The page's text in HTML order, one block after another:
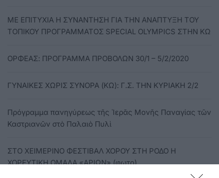
ΜΕ ΕΠΙΤΥΧΙΑ Η ΣΥΝΑΝΤΗΣΗ ΓΙΑ ΤΗΝ ΑΝΑΠΤΥΞΗ ΤΟΥ
ΤΟΠΙΚΟΥ ΠΡΟΓΡΑΜΜΑΤΟΣ SPECIAL OLYMPICS ΣΤΗΝ ΚΩ
OΡΦΕΑΣ: ΠΡΟΓΡΑΜΜΑ ΠΡΟΒΟΛΩΝ 30/1 – 5/2/2020
ΓΥΝΑΙΚΕΣ ΧΩΡΙΣ ΣΥΝΟΡΑ (ΚΩ): Γ.Σ. ΤΗΝ ΚΥΡΙΑΚΗ 2/2
Πρόγραμμα πανηγύρεως τῆς Ἱερᾶς Μονῆς Παναγίας τῶν
Καστριανῶν στὸ Παλαιὸ Πυλὶ
ΣΤΟ ΧΕΙΜΕΡΙΝΟ ΦΕΣΤΙΒΑΛ ΧΟΡΟΥ ΣΤΗ ΡΟΔΟ Η
ΧΟΡΕΥΤΙΚΗ ΟΜΑΔΑ «ΑΡΙΩΝ» (φωτο)